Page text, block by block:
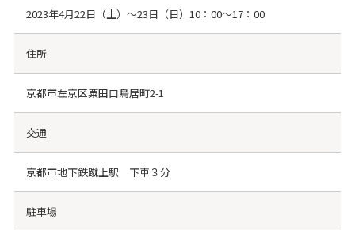
2023年4月22日（土）～23日（日）10：00～17：00
住所
京都市左京区粟田口鳥居町2-1
交通
京都市地下鉄蹴上駅 下車３分
駐車場